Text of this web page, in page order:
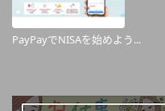
PayPayでNISAを始めよう...